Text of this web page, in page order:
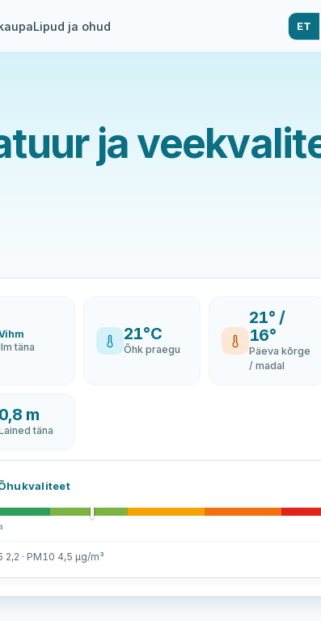
Lipud ja ohud ET
ja
täna
21°C
Õhk praegu
21° /
16°
Päeva kõrge
/ madal
0,8 m
täna
2,2 · PM10 4,5 µg/m³